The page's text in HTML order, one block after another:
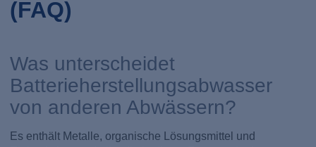
(FAQ)
Was unterscheidet
Batterieherstellungsabwasser
von anderen Abwässern?
Es enthält Metalle, organische Lösungsmittel und